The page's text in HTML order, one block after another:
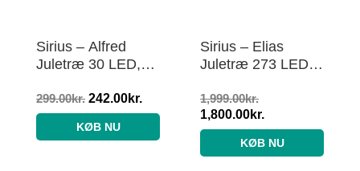
Sirius – Alfred
Juletræ 30 LED,
299.00kr. 242.00kr.
KØB NU
Sirius – Elias
Juletræ 273 LED,
1,999.00kr.
1,800.00kr.
KØB NU